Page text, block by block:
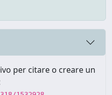
per citare o creare un